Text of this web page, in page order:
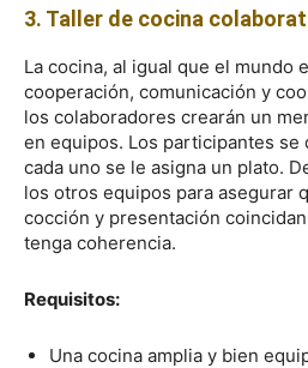
3. Taller de cocina
La cocina, al igual que el mundo
cooperación, comunicación y
los colaboradores crearán un
en equipos. Los participantes se
cada uno se le asigna un plato.
los otros equipos para asegurar
cocción y presentación
tenga coherencia.
Requisitos:
Una cocina amplia y bien